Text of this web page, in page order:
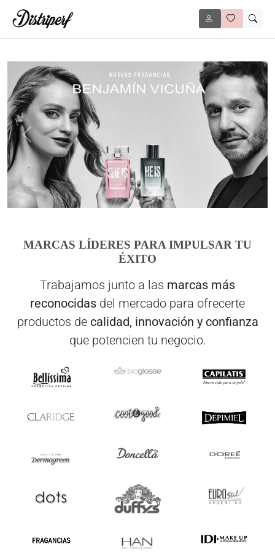
Anterior
MARCAS LÍDERES PARA IMPULSAR TU
ÉXITO
Trabajamos junto a las marcas más
reconocidas del mercado para ofrecerte
productos de calidad, innovación y confianza
que potencien tu negocio.